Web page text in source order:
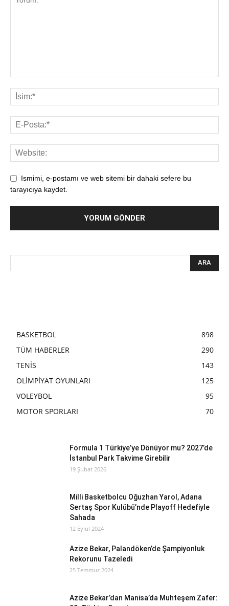
Ismimi, e-postamı ve web sitemi bir dahaki sefere bu
tarayıcıya kaydet.
BASKETBOL
898
TÜM HABERLER
290
TENİS
143
OLİMPİYAT OYUNLARI
125
VOLEYBOL
95
MOTOR SPORLARI
70
Formula 1 Türkiye’ye Dönüyor mu? 2027’de
İstanbul Park Takvime Girebilir
19 Şubat 2026
Milli Basketbolcu Oğuzhan Yarol, Adana
Sertaş Spor Kulübü’nde Playoff Hedefiyle
Sahada
12 Eylül 2024
Azize Bekar, Palandöken’de Şampiyonluk
Rekorunu Tazeledi
25 Temmuz 2024
Azize Bekar’dan Manisa’da Muhteşem Zafer: